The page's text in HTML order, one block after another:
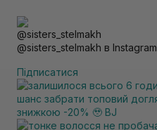
@sisters_stelmakh в Instagram
Підписатися